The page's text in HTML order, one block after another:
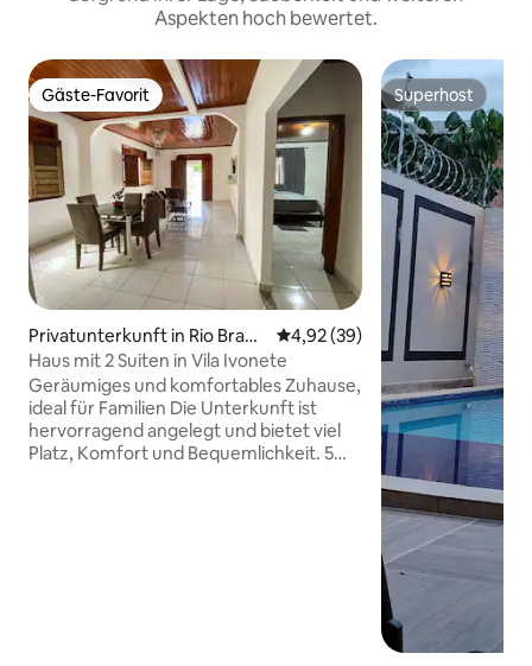
Aspekten hoch bewertet.
Gäste-Favorit
Gäste-Favorit
Privatunterkunft in Rio Branc
o
Durchschnittliche Bewertung:
4,92 (39)
Haus mit 2 Suiten in Vila Ivonete
Geräumiges und komfortables Zuhause,
ideal für Familien Die Unterkunft ist
hervorragend angelegt und bietet viel
Platz, Komfort und Bequemlichkeit. 5
Superhost
Superhost